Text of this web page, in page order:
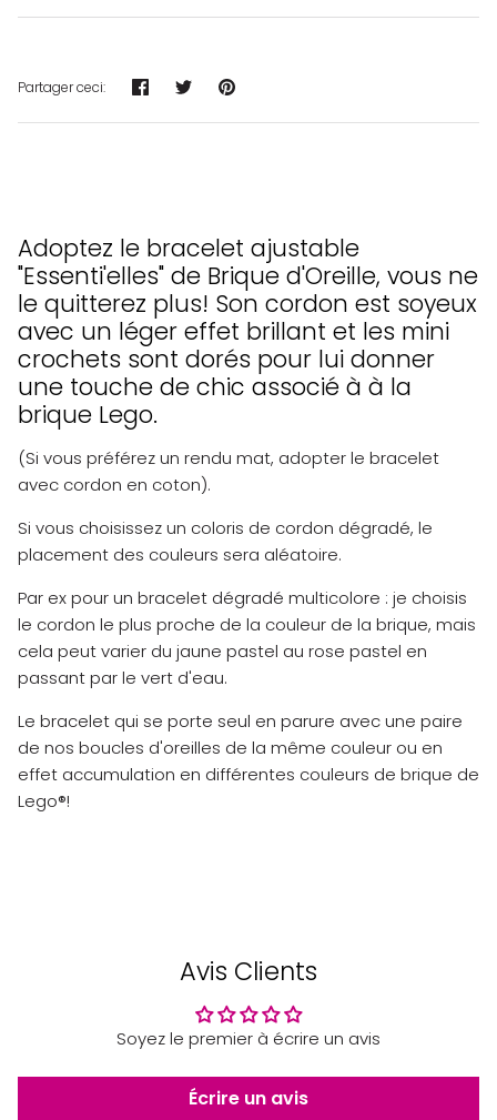
Partager ceci: PartagerTweeterÉpingler
Adoptez le bracelet ajustable
"Essenti'elles" de Brique d'Oreille, vous ne
le quitterez plus! Son cordon est soyeux
avec un léger effet brillant et les mini
crochets sont dorés pour lui donner
une touche de chic associé à à la
brique Lego.
(Si vous préférez un rendu mat, adopter le bracelet
avec cordon en coton).
Si vous choisissez un coloris de cordon dégradé, le
placement des couleurs sera aléatoire.
Par ex pour un bracelet dégradé multicolore : je choisis
le cordon le plus proche de la couleur de la brique, mais
cela peut varier du jaune pastel au rose pastel en
passant par le vert d'eau.
Le bracelet qui se porte seul en parure avec une paire
de nos boucles d'oreilles de la même couleur ou en
effet accumulation en différentes couleurs de brique de
Lego®!
Avis Clients
Soyez le premier à écrire un avis
Écrire un avis